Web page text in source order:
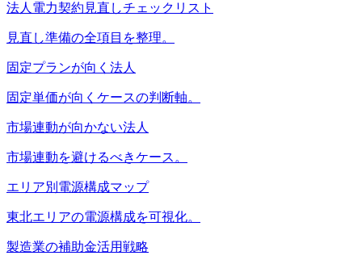
法人電力契約見直しチェックリスト
見直し準備の全項目を整理。
固定プランが向く法人
固定単価が向くケースの判断軸。
市場連動が向かない法人
市場連動を避けるべきケース。
エリア別電源構成マップ
東北エリアの電源構成を可視化。
製造業の補助金活用戦略